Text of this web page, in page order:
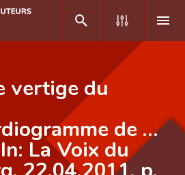
vertige du
de …
La Voix du
22.04.2011, p.